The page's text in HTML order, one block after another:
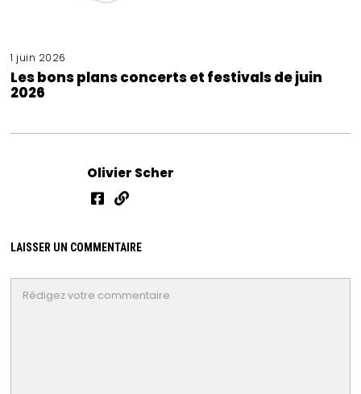
1 juin 2026
Les bons plans concerts et festivals de juin
2026
Olivier Scher
LAISSER UN COMMENTAIRE